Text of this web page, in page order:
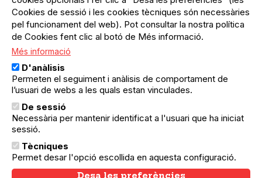
Activitats en què col·labora
L’agenda del teixit
associatiu i comunitari de
Barcelona
Amb el suport de:
Cookies de sessió i les cookies tècniques són necessàries
pel funcionament del web). Pot consultar la nostra política
de Cookies fent clic al botó de Més informació.
Més informació
D'anàlisis
Permeten el seguiment i anàlisis de comportament de
l’usuari de webs a les quals estan vinculades.
De sessió
Necessària per mantenir identificat a l'usuari que ha iniciat
sessió.
Tècniques
Permet desar l'opció escollida en aquesta configuració.
Desa les preferències